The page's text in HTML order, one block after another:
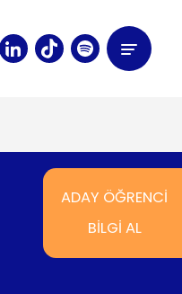
ADAY ÖĞRENCİ
BİLGİ AL